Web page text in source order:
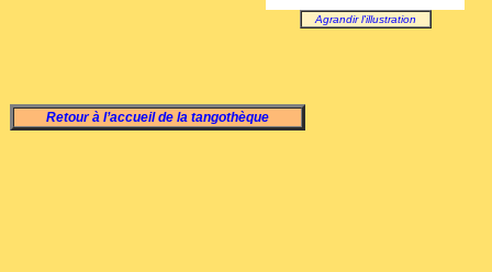
Agrandir l'illustration
Retour à l’accueil de la tangothèque